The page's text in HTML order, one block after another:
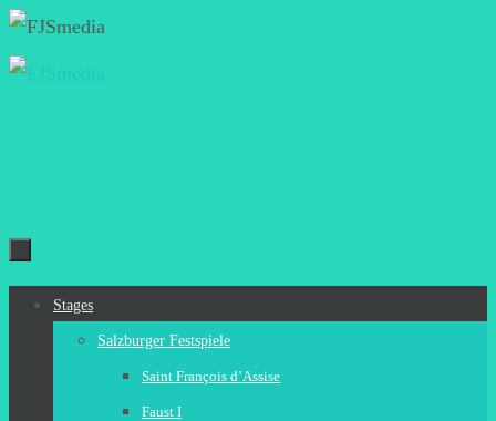
Zum
Inhalt
Zum
Stages
Salzburger Festspiele
Saint François d’Assise
Faust I